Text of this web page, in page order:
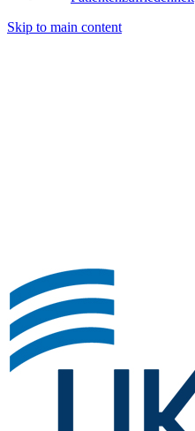
Skip to main content